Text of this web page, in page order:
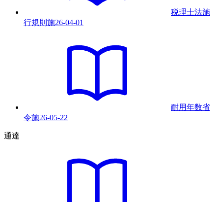
税理士法施
行規則 施26-04-01
耐用年数省
令施26-05-22
通達